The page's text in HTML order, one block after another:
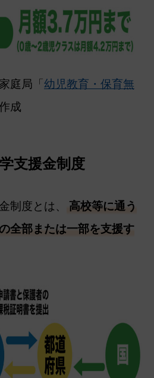
庭局「 幼児教育・保育無
成
支援金制度
制度とは、
高校等に通う
全部または一部を支援す